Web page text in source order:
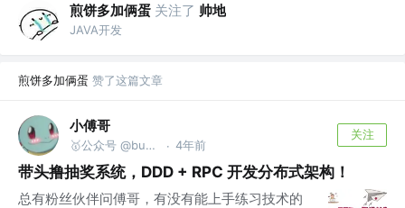
煎饼多加俩蛋 关注了 帅地
JAVA开发
煎饼多加俩蛋 赞了这篇文章
小傅哥
🥇公众号 @bugstack虫洞栈 | bugstack.cn · 4年前
关注
带头撸抽奖系统，DDD + RPC 开发分布式架构！
总有粉丝伙伴问傅哥，有没有能上手练习技术的